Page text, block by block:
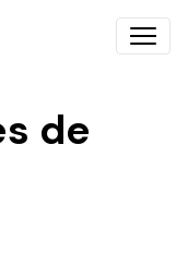
LA BATAILLE
de